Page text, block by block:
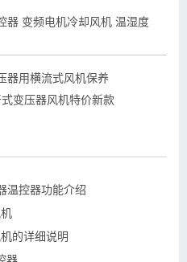
器 变频电机冷却风机 温湿度
器用横流式风机保养
变压器风机特价新款
温控器功能介绍
的详细说明
器